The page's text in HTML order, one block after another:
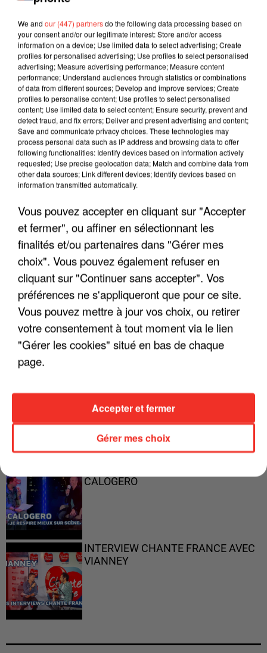
LES INTERVIEWS CHANTE
"JE SUIS À DISPOSITION DES
ENFOIRÉS"
"ON A TOUS LE TRAC"
PARFAITS"
CALOGERO
INTERVIEW CHANTE FRANCE AVEC
VIANNEY
We and our (447) partnersdo the following data processing based on
your consent and/or our legitimate interest: Store and/or access
information on a device; Use limited data to select advertising; Create
profiles for personalised advertising; Use profiles to select personalised
advertising; Measure advertising performance; Measure content
performance; Understand audiences through statistics or combinations
of data from different sources; Develop and improve services; Create
profiles to personalise content; Use profiles to select personalised
content; Use limited data to select content; Ensure security, prevent and
detect fraud, and fix errors; Deliver and present advertising and content;
Save and communicate privacy choices. These technologies may
process personal data such as IP address and browsing data to offer
following functionalities: Identify devices based on information actively
requested; Use precise geolocation data; Match and combine data from
other data sources; Link different devices; Identify devices based on
information transmitted automatically.
Vous pouvez accepter en cliquant sur "Accepter
et fermer", ou affiner en sélectionnant les
finalités et/ou partenaires dans "Gérer mes
choix". Vous pouvez également refuser en
cliquant sur "Continuer sans accepter". Vos
préférences ne s'appliqueront que pour ce site.
Vous pouvez mettre à jour vos choix, ou retirer
votre consentement à tout moment via le lien
"Gérer les cookies" situé en bas de chaque
page.
Gérer mes choix
Accepter et fermer